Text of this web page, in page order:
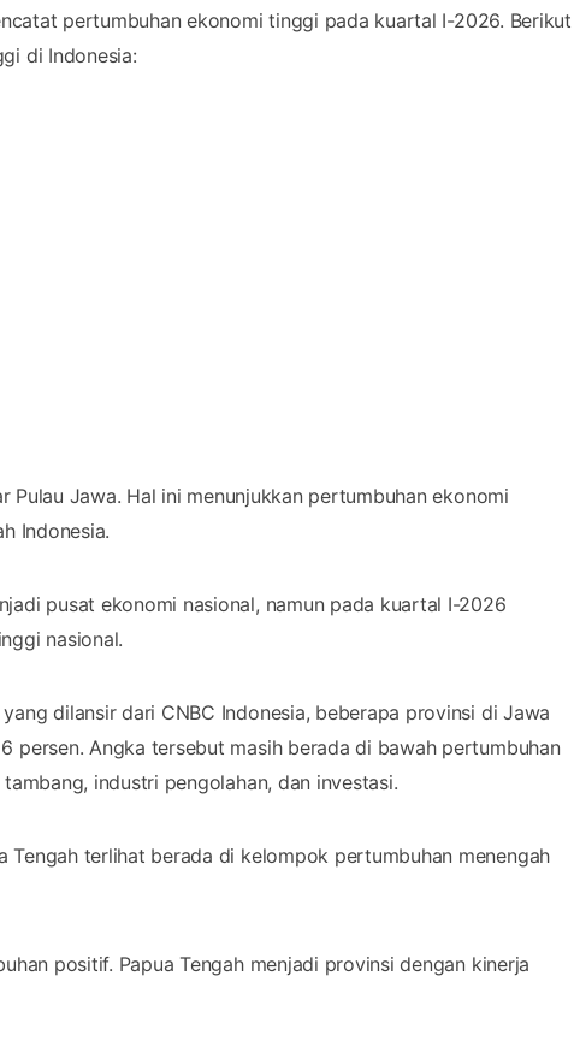
pertumbuhan ekonomi tinggi pada kuartal I-2026. Berikut
di Indonesia:
Pulau Jawa. Hal ini menunjukkan pertumbuhan ekonomi
Indonesia.
pusat ekonomi nasional, namun pada kuartal I-2026
nasional.
dilansir dari CNBC Indonesia, beberapa provinsi di Jawa
persen. Angka tersebut masih berada di bawah pertumbuhan
industri pengolahan, dan investasi.
Tengah terlihat berada di kelompok pertumbuhan menengah
positif. Papua Tengah menjadi provinsi dengan kinerja